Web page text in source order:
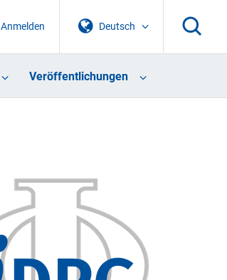
Deutsch
Anmelden
Veröffentlichungen